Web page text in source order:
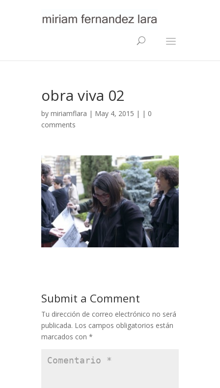
obra viva 02
by miriamflara | May 4, 2015 | | 0
comments
Submit a Comment
Tu dirección de correo electrónico no será
publicada. Los campos obligatorios están
marcados con *